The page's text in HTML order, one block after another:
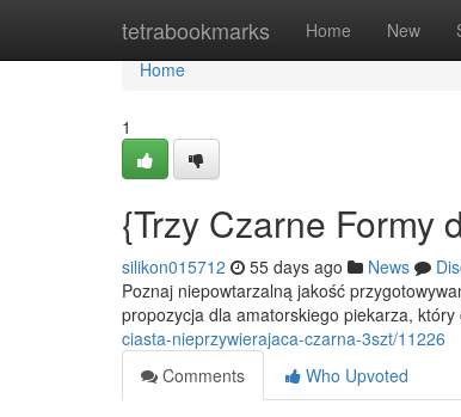
tetrabookmarks Home New
Home
Home
1
{Trzy Czarne Formy
silikon015712 55 days ago News
Poznaj niepowtarzalną jakość
propozycja dla amatorskiego piekarza,
ciasta-nieprzywierajaca-czarna-3szt/11226
Comments
Who Upvoted